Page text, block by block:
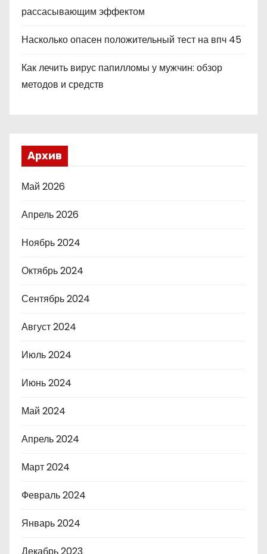
рассасывающим эффектом
Насколько опасен положительный тест на впч 45
Как лечить вирус папилломы у мужчин: обзор
методов и средств
Архив
Май 2026
Апрель 2026
Ноябрь 2024
Октябрь 2024
Сентябрь 2024
Август 2024
Июль 2024
Июнь 2024
Май 2024
Апрель 2024
Март 2024
Февраль 2024
Январь 2024
Декабрь 2023